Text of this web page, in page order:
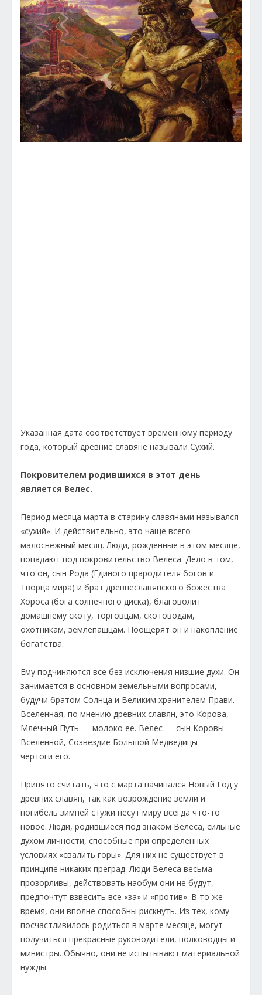
Указанная дата соответствует временному периоду
года, который древние славяне называли Сухий.
Покровителем родившихся в этот день
является Велес.
Период месяца марта в старину славянами назывался
«сухий». И действительно, это чаще всего
малоснежный месяц. Люди, рожденные в этом месяце,
попадают под покровительство Велеса. Дело в том,
что он, сын Рода (Единого прародителя богов и
Творца мира) и брат древнеславянского божества
Хороса (бога солнечного диска), благоволит
домашнему скоту, торговцам, скотоводам,
охотникам, землепашцам. Поощерят он и накопление
богатства.
Ему подчиняются все без исключения низшие духи. Он
занимается в основном земельными вопросами,
будучи братом Солнца и Великим хранителем Прави.
Вселенная, по мнению древних славян, это Корова,
Млечный Путь — молоко ее. Велес — сын Коровы-
Вселенной, Созвездие Большой Медведицы —
чертоги его.
Принято считать, что с марта начинался Новый Год у
древних славян, так как возрождение земли и
погибель зимней стужи несут миру всегда что-то
новое. Люди, родившиеся под знаком Велеса, сильные
духом личности, способные при определенных
условиях «свалить горы». Для них не существует в
принципе никаких преград. Люди Велеса весьма
прозорливы, действовать наобум они не будут,
предпочтут взвесить все «за» и «против». В то же
время, они вполне способны рискнуть. Из тех, кому
посчастливилось родиться в марте месяце, могут
получиться прекрасные руководители, полководцы и
министры. Обычно, они не испытывают материальной
нужды.